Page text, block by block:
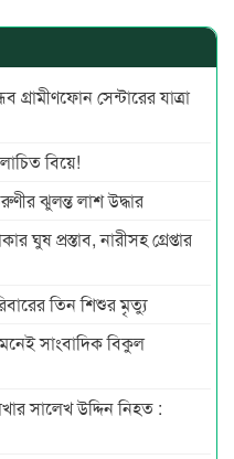
সেন্টারের যাত্রা
বিয়ে!
ঝুলন্ত লাশ উদ্ধার
ঘুষ প্রস্তাব, নারীসহ গ্রেপ্তার
তিন শিশুর মৃত্যু
সাংবাদিক বিকুল
সালেখ উদ্দিন নিহত :